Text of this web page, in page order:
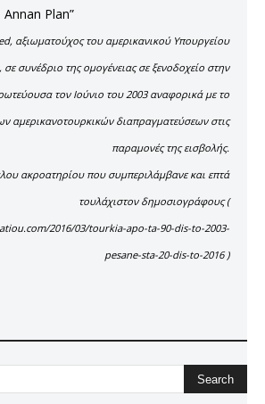
Plan”
αξιωματούχος του αμερικανικού Υπουργείου
σε συνέδριο της ομογένειας σε ξενοδοχείο στην
τον Ιούνιο του 2003 αναφορικά με το
αμερικανοτουρκικών διαπραγματεύσεων στις
παραμονές της εισβολής.
ακροατηρίου που συμπεριλάμβανε και επτά
τουλάχιστον δημοσιογράφους (
2016/03/tourkia-apo-ta-90-dis-to-2003-
pesane-sta-20-dis-to-2016 )